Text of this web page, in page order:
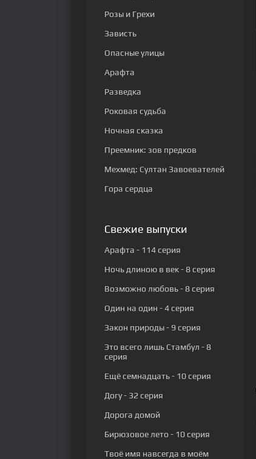
Розы и Грехи
Зависть
Опасные улицы
Арафта
Разведка
Роковая судьба
Ночная сказка
Преемник: зов предков
Мехмед: Султан Завоевателей
Гора сердца
Свежие выпуски
Арафта - 114 серия
Ночь длиною в век- 8 серия
Возможно любовь- 8 серия
Один на один - 4 серия
Закон природы- 9 серия
Это всего лишь Стамбул - 8
серия
Ещё семнадцать- 10 серия
Догу- 32 серия
Дорога домой
Бирюзовое лето - 10 серия
Твоё имя навсегда в моём